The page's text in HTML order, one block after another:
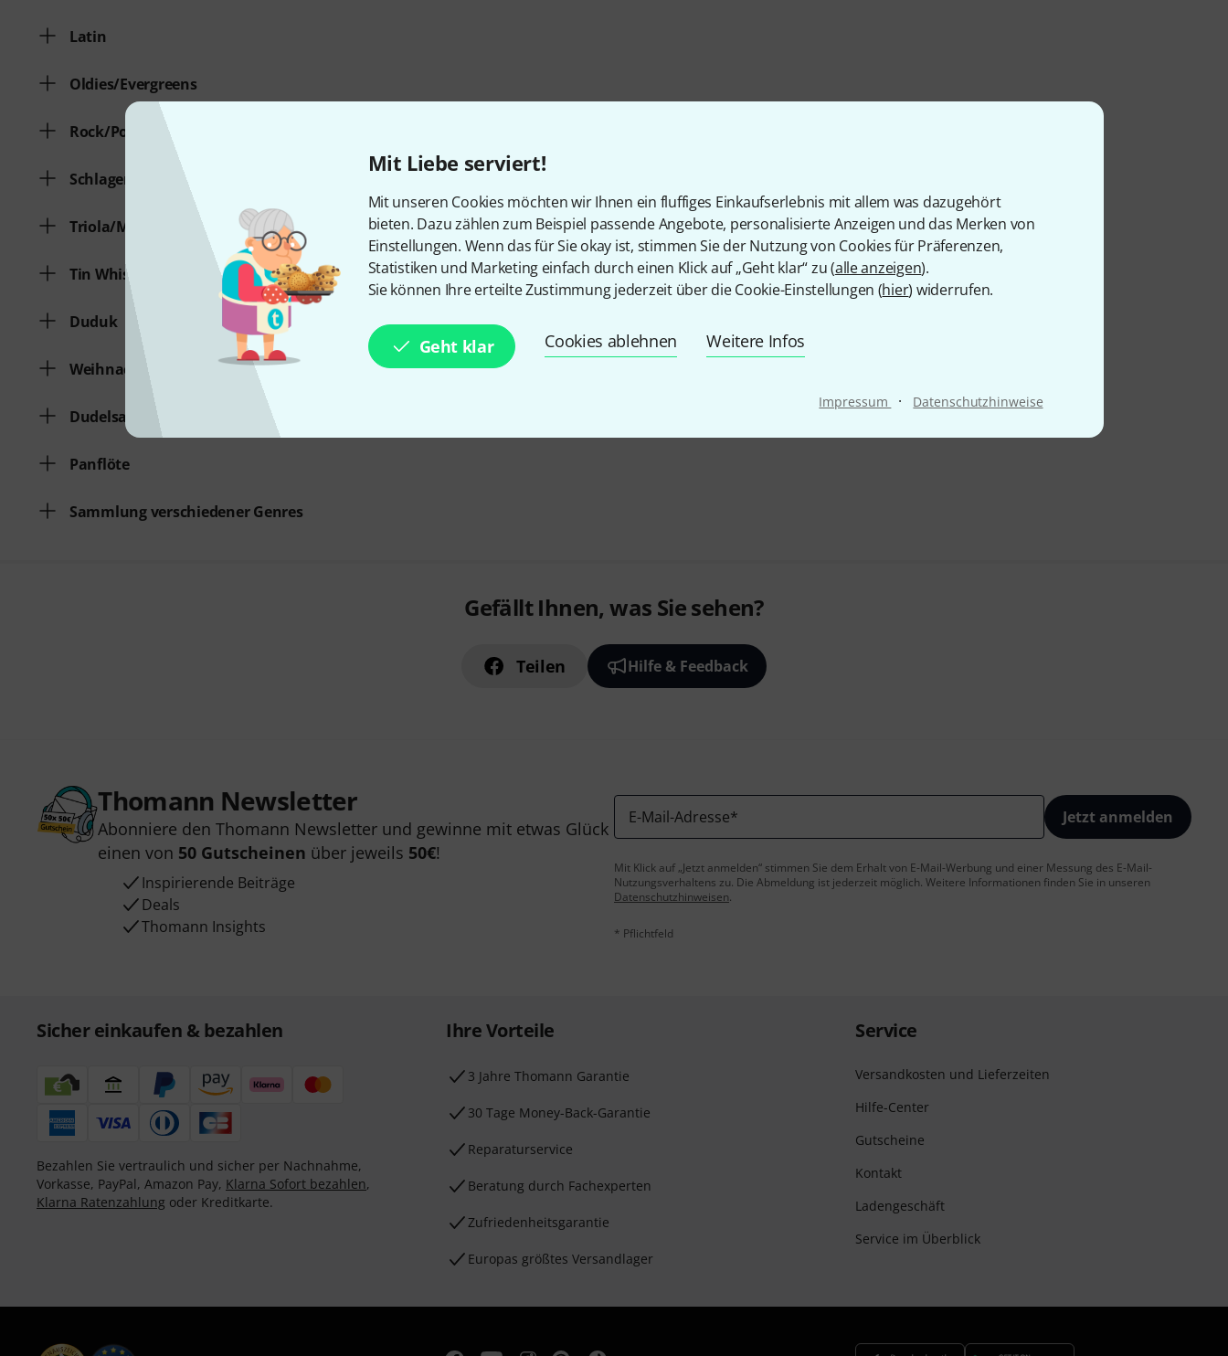
Mit Liebe serviert!
Mit unseren Cookies möchten wir Ihnen ein fluffiges Einkaufserlebnis mit allem was dazugehört
bieten. Dazu zählen zum Beispiel passende Angebote, personalisierte Anzeigen und das Merken von
Einstellungen. Wenn das für Sie okay ist, stimmen Sie der Nutzung von Cookies für Präferenzen,
Statistiken und Marketing einfach durch einen Klick auf „Geht klar“ zu (alle anzeigen).
Sie können Ihre erteilte Zustimmung jederzeit über die Cookie-Einstellungen (hier) widerrufen.
Geht klar Cookies ablehnen Weitere Infos
Impressum · Datenschutzhinweise
Latin
Oldies/Evergreens
Rock/Pop
Schlager/Volksmusik
Triola/Melodica
Tin Whistle
Duduk
Weihnachtslieder
Dudelsack
Panflöte
Sammlung verschiedener Genres
Gefällt Ihnen, was Sie sehen?
Teilen Hilfe & Feedback
Thomann Newsletter
Abonniere den Thomann Newsletter und gewinne mit etwas Glück
einen von 50 Gutscheinen über jeweils 50€!
Inspirierende Beiträge
Deals
Thomann Insights
E-Mail-Adresse* Jetzt anmelden
Mit Klick auf „Jetzt anmelden“ stimmen Sie dem Erhalt von E-Mail-Werbung und einer Messung des E-Mail-
Nutzungsverhaltens zu. Die Abmeldung ist jederzeit möglich. Weitere Informationen finden Sie in unseren
Datenschutzhinweisen.
* Pflichtfeld
Sicher einkaufen & bezahlen
Bezahlen Sie vertraulich und sicher per Nachnahme,
Vorkasse, PayPal, Amazon Pay, Klarna Sofort bezahlen,
Klarna Ratenzahlung oder Kreditkarte.
Ihre Vorteile
3 Jahre Thomann Garantie
30 Tage Money-Back-Garantie
Reparaturservice
Beratung durch Fachexperten
Zufriedenheitsgarantie
Europas größtes Versandlager
Service
Versandkosten und Lieferzeiten
Hilfe-Center
Gutscheine
Kontakt
Ladengeschäft
Service im Überblick